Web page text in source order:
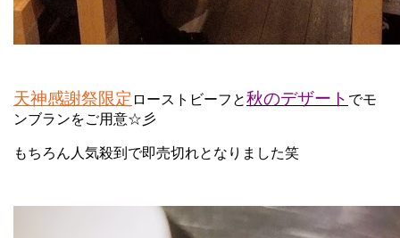
天神感謝祭限定 ローストビーフと秋のデザート でモ
ンブランをご用意☆彡
もちろん人気殺到で即売切れとなりました笑